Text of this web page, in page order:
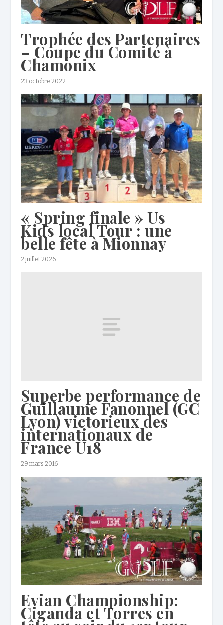
Trophée des Partenaires
– Coupe du Comité à
Chamonix
23 octobre 2022
« Spring finale » Us
Kids local Tour : une
belle fête à Mionnay
2 juillet 2026
Superbe performance de
Guillaume Fanonnel (GC
Lyon) victorieux des
internationaux de
France U18
29 mars 2016
Evian Championship:
Ciganda et Torres en